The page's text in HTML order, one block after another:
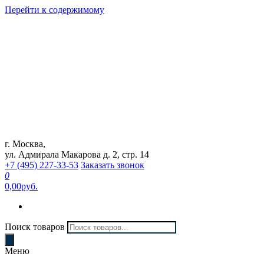
Перейти к содержимому
Интернет магазин "Can Auto"
г. Москва,
ул. Адмирала Макарова д. 2, стр. 14
+7 (495) 227-33-53 Заказать звонок
0
0,00руб.
Поиск товаров
Меню